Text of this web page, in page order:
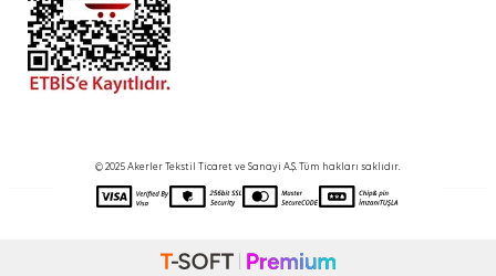
© 2025 Akerler Tekstil Ticaret ve Sanayi A.Ş. Tüm hakları saklıdır.